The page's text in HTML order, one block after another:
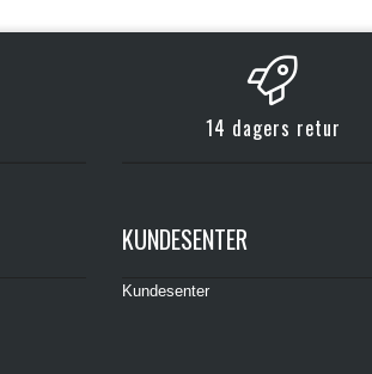
14 dagers retur
KUNDESENTER
Kundesenter